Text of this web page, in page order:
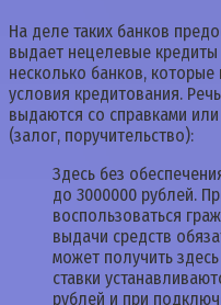
На деле таких банков
выдает нецелевые
несколько банков,
условия кредитования.
выдаются со справками
(залог, поручительство):
Здесь без
до 3000000 рублей.
воспользоваться
выдачи средств
может получить
ставки
рублей и при